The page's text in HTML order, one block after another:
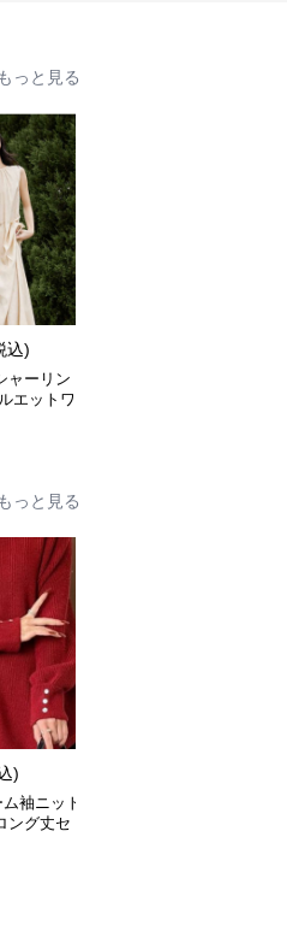
もっと見る
込)
ャーリン
エットワ
もっと見る
)
袖ニット
ング丈セ